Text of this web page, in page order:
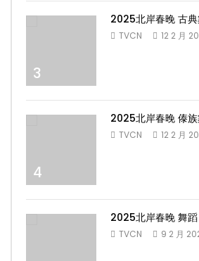
3
2025北岸春晚 古典
TVCN 12 2 月
4
2025北岸春晚 傣族
TVCN 12 2 月
2025北岸春晚 舞蹈
TVCN 9 2 月